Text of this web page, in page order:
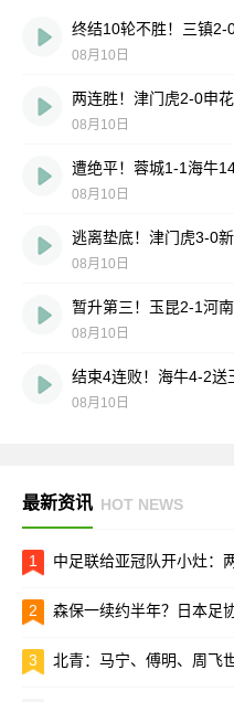
08月10日
08月10日
08月10日
08月10日
08月10日
08月10日
最新资讯 HOT NEWS
1 中足联给亚冠队开小灶：
2 森保一续约半年？日本足
3 北青：马宁、傅明、周飞